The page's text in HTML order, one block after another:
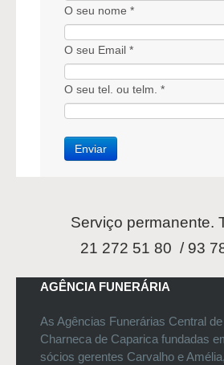
O seu nome *
O seu Email *
O seu tel. ou telm. *
Serviço permanente.
21 272 51 80 / 93
AGÊNCIA FUNERÁRIA
As Agências Funerárias Central
Charneca de Caparica fundadas
sócios gerentes Carvalho e